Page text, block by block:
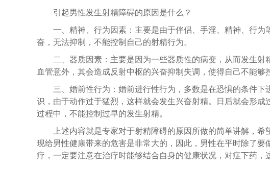
引起男性发生射精障碍的原因是什么？
一、精神、行为因素：主要是由于伴侣、手淫、精神、行
奋，无法抑制，不能控制自己的射精行为。
二、器质因素：主要是因为一些器质性的病变，从而发生
血管意外，其会造成反射中枢的兴奋抑制失调，使得自己不能够
三、婚前性行为：婚前进行性行为，多数是在恐惧的条件
识，由于动作过于猛烈，这样就会发生兴奋射精。日后就会形
过程中，不能控制过早的发生射精。
上述内容就是专家对于射精障碍的原因所做的简单讲解，
现给男性健康带来的危害是非常大的，因此，男性在平时除了
疗，一定要注意在治疗时能够结合自身的健康状况，对症下药，